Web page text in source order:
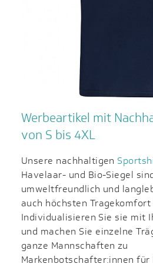
Werbeartikel mit
von S bis 4XL
Unsere nachhaltigen
Havelaar- und Bio-Siegel
umweltfreundlich und
auch höchsten
Individualisieren Sie sie mit
und machen Sie einzelne
ganze Mannschaften zu
Markenbotschafter:innen für